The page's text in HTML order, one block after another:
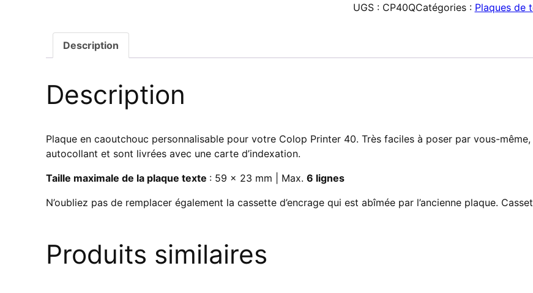
pour
UGS : CP40QCatégories : Plaques de
Description
Description
Plaque en caoutchouc personnalisable pour votre Colop Printer 40. Très faciles à poser par vous-
autocollant et sont livrées avec une carte d’indexation.
Taille maximale de la plaque texte : 59 x 23 mm | Max.6 lignes
N’oubliez pas de remplacer également la cassette d’encrage qui est abîmée par l’ancienne plaque.
Produits similaires